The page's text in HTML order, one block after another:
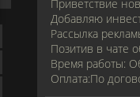
Приветствие
Добавляю
Рассылка
Позитив в чате
Время работы:
Оплата:По